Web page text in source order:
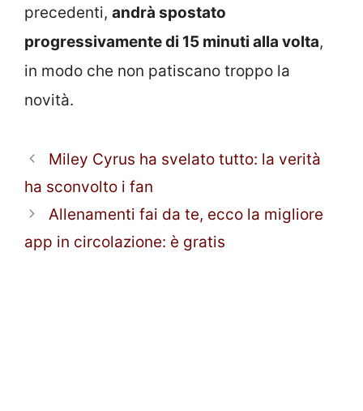
precedenti, andrà spostato
progressivamente di 15 minuti alla volta,
in modo che non patiscano troppo la
novità.
Miley Cyrus ha svelato tutto: la verità
ha sconvolto i fan
Allenamenti fai da te, ecco la migliore
app in circolazione: è gratis